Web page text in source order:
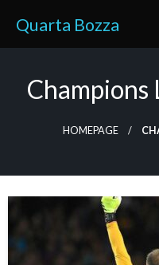
content
Quarta Bozza
Champions
HOMEPAGE